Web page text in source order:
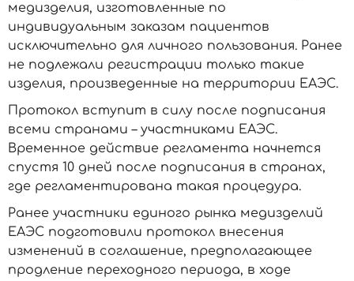
медизделия, изготовленные по
индивидуальным заказам пациентов
исключительно для личного пользования. Ранее
не подлежали регистрации только такие
изделия, произведенные на территории ЕАЭС.
Протокол вступит в силу после подписания
всеми странами – участниками ЕАЭС.
Временное действие регламента начнется
спустя 10 дней после подписания в странах,
где регламентирована такая процедура.
Ранее участники единого рынка медизделий
ЕАЭС подготовили протокол внесения
изменений в соглашение, предполагающее
продление переходного периода, в ходе